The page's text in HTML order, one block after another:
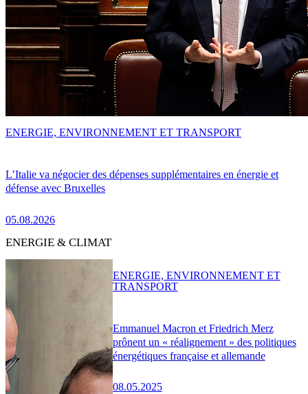
L’Italie va négocier des dépenses supplémentaires en énergie et
défense avec Bruxelles
05.08.2026
ENERGIE, ENVIRONNEMENT ET TRANSPORT
ENERGIE & CLIMAT
Emmanuel Macron et Friedrich Merz
prônent un « réalignement » des politiques
énergétiques française et allemande
08.05.2025
ENERGIE, ENVIRONNEMENT ET
TRANSPORT